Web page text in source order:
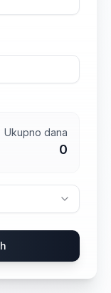
Ukupno dana
0